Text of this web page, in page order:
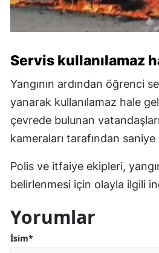
Servis kullanılamaz
Yangının ardından öğrenci
yanarak kullanılamaz hale
çevrede bulunan
kameraları tarafından
Polis ve itfaiye ekipleri,
belirlenmesi için olayla ilgili
Yorumlar
İsim*